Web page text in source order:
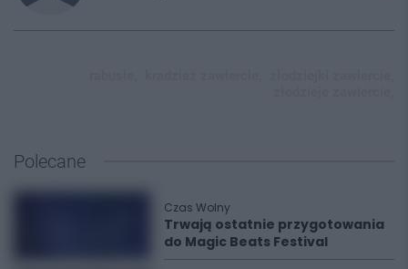
Polecane
Czas Wolny
Trwają ostatnie przygotowania
do Magic Beats Festival